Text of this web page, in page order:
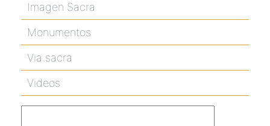
Imagen Sacra
Monumentos
Via sacra
Videos